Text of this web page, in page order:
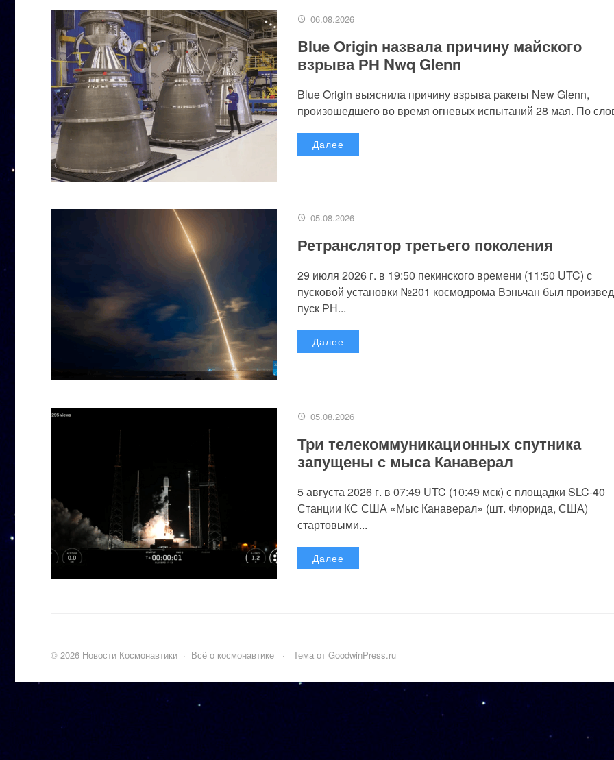
06.08.2026
Blue Origin назвала причину майского
взрыва РН Nwq Glenn
Blue Origin выяснила причину взрыва ракеты New Glenn,
произошедшего во время огневых испытаний 28 мая. По
Далее
05.08.2026
Ретранслятор третьего поколения
29 июля 2026 г. в 19:50 пекинского времени (11:50 UTC) с
пусковой установки №201 космодрома Вэньчан был
пуск РН...
Далее
05.08.2026
Три телекоммуникационных спутника
запущены с мыса Канаверал
5 августа 2026 г. в 07:49 UTC (10:49 мск) с площадки SLC-40
Станции КС США «Мыс Канаверал» (шт. Флорида, США)
стартовыми...
Далее
© 2026 Новости Космонавтики · Всё о космонавтике · Тема от GoodwinPress.ru